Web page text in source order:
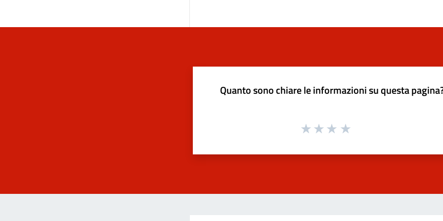
Quanto sono chiare le informazioni su questa